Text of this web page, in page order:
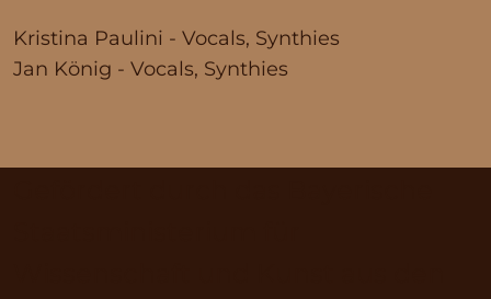
Kristina Paulini - Vocals, Synthies
Jan König - Vocals, Synthies